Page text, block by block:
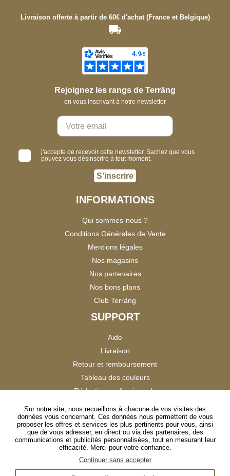
Livraison offerte à partir de 60€ d'achat (France et Belgique)
Rejoignez les rangs de Terräng
en vous inscrivant à notre newsletter
j'accepte de recevoir cette newsletter. Sachez que vous
pouvez vous désinscrire à tout moment.
S'inscrire
INFORMATIONS
Qui sommes-nous ?
Conditions Générales de Vente
Mentions légales
Nos magasins
Nos partenaires
Nos bons plans
Club Terräng
SUPPORT
Aide
Livraison
Retour et remboursement
Tableau des couleurs
Réduction professionnels
Satisfaction Clients
SUIVEZ-NOUS
Sur notre site, nous recueillons à chacune de vos visites des
données vous concernant. Ces données nous permettent de vous
proposer les offres et services les plus pertinents pour vous, ainsi
que de vous adresser, en direct ou via des partenaires, des
communications et publicités personnalisées, tout en mesurant leur
efficacité. Merci pour votre confiance.
Continuer sans accepter